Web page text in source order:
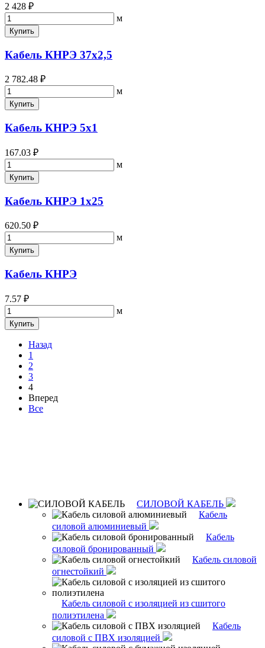
2 428 ₽
м
Купить
Кабель КНРЭ 37х2,5
2 782.48 ₽
м
Купить
Кабель КНРЭ 5х1
167.03 ₽
м
Купить
Кабель КНРЭ 1х25
620.50 ₽
м
Купить
Кабель КНРЭ
7.57 ₽
м
Купить
Назад
1
2
3
4
Вперед
Все
СИЛОВОЙ КАБЕЛЬ
Кабель
силовой алюминиевый
Кабель
силовой бронированный
Кабель силовой
огнестойкий
Кабель силовой с изоляцией из сшитого
полиэтилена
Кабель
силовой с ПВХ изоляцией